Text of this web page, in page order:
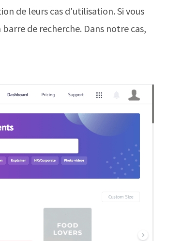
de leurs cas d'utilisation. Si vous
de recherche. Dans notre cas,